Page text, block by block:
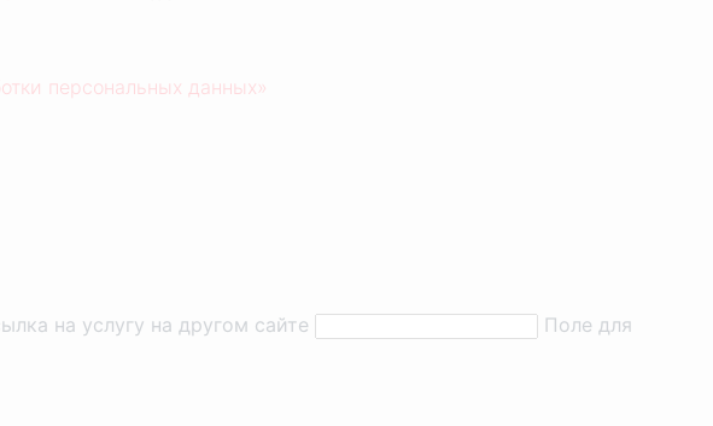
персональных данных»
на услугу на другом сайте Поле для